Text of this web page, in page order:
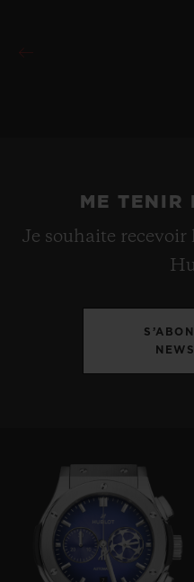
ME TENIR
Je souhaite recevoir